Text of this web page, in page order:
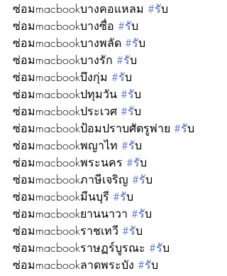
ซ่อมmacbookบางคอแหลม #รับ
ซ่อมmacbookบางซื่อ #รับ
ซ่อมmacbookบางพลัด #รับ
ซ่อมmacbookบางรัก #รับ
ซ่อมmacbookบึงกุ่ม #รับ
ซ่อมmacbookปทุมวัน #รับ
ซ่อมmacbookประเวศ #รับ
ซ่อมmacbookป้อมปราบศัตรูพ่าย #รับ
ซ่อมmacbookพญาไท #รับ
ซ่อมmacbookพระนคร #รับ
ซ่อมmacbookภาษีเจริญ #รับ
ซ่อมmacbookมีนบุรี #รับ
ซ่อมmacbookยานนาวา #รับ
ซ่อมmacbookราชเทวี #รับ
ซ่อมmacbookราษฏร์บูรณะ #รับ
ซ่อมmacbookลาดพระบัง #รับ